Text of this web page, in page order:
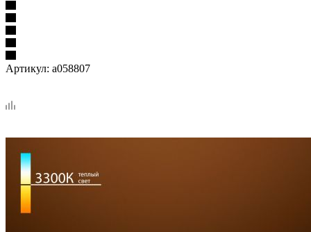
Артикул: a058807